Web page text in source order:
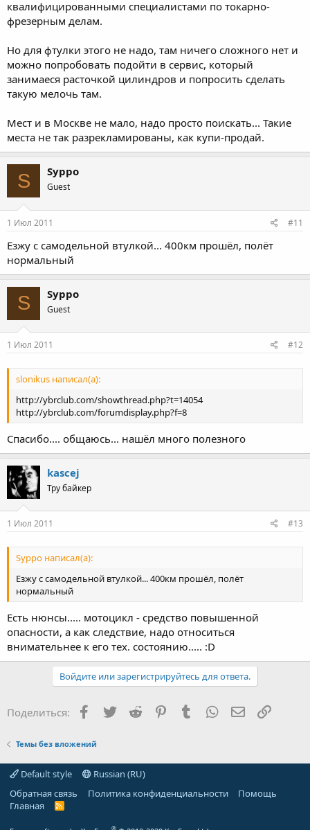
квалифицированными специалистами по токарно-
фрезерным делам.
Но для фтулки этого не надо, там ничего сложного нет и
можно попробовать подойти в сервис, который
занимаеся расточкой цилиндров и попросить сделать
такую мелочь там.
Мест и в Москве не мало, надо просто поискать... Такие
места не так разрекламированы, как купи-продай.
S Syppo
Guest
1 Июл 2011 #11
Езжу с самодельной втулкой... 400км прошёл, полёт
нормальный
S Syppo
Guest
1 Июл 2011 #12
slonikus написал(а):
http://ybrclub.com/showthread.php?t=14054
http://ybrclub.com/forumdisplay.php?f=8
Спасибо.... общаюсь... нашёл много полезного
kascej
Тру байкер
1 Июл 2011 #13
Syppo написал(а):
Езжу с самодельной втулкой... 400км прошёл, полёт
нормальный
Есть нюнсы..... мотоцикл - средство повышенной
опасности, а как следствие, надо относиться
внимательнее к его тех. состоянию..... :D
Войдите или зарегистрируйтесь для ответа.
Поделиться: Facebook
TwitterReddit PinterestTumblr WhatsApp Ссылка
Темы без вложений
Default style
Russian (RU)
Обратная связь
Политика конфиденциальности
Помощь
Главная
R